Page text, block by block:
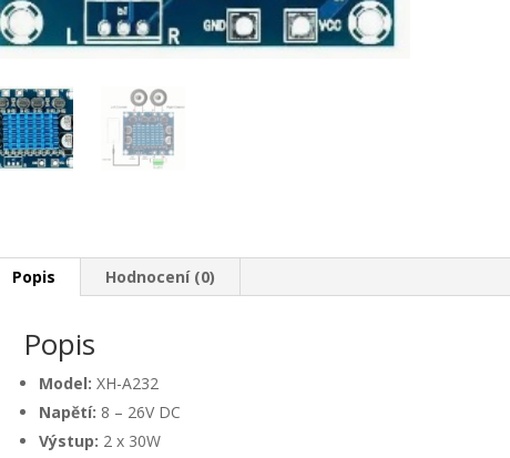
Popis Hodnocení (0)
Popis
Model: XH-A232
Napětí: 8 – 26V DC
Výstup: 2 x 30W